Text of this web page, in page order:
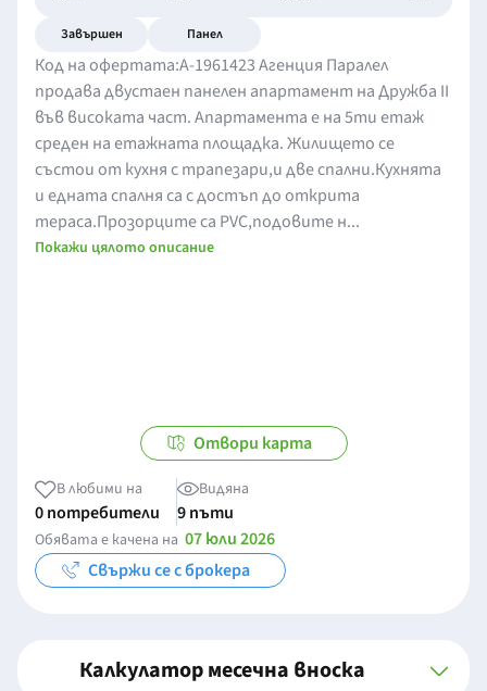
Завършен Панел
Код на офертата:A-1961423 Агенция Паралел
продава двустаен панелен апартамент на Дружба II
във високата част. Апартамента е на 5ти етаж
среден на етажната площадка. Жилището се
състои от кухня с трапезари,и две спални.Кухнята
и едната спалня са с достъп до открита
тераса.Прозорците са PVC,подовите н...
Покажи цялото описание
Отвори карта
В любими на
0 потребители
Видяна
9 пъти
Обявата е качена на 07 юли 2026
Свържи се с брокера
Калкулатор месечна вноска